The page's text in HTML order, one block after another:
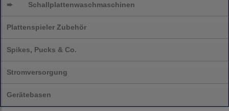
➨ Schallplattenwaschmaschinen
Plattenspieler Zubehör
Spikes, Pucks & Co.
Stromversorgung
Gerätebasen